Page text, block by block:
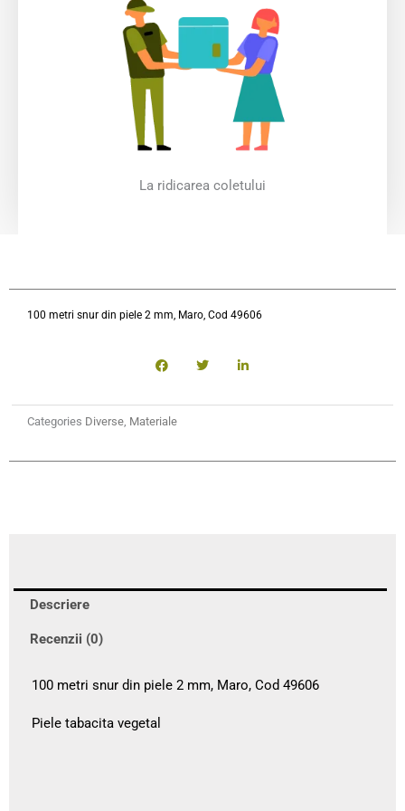
La ridicarea coletului
100 metri snur din piele 2 mm, Maro, Cod 49606
Categories Diverse, Materiale
Descriere
Recenzii (0)
100 metri snur din piele 2 mm, Maro, Cod 49606
Piele tabacita vegetal